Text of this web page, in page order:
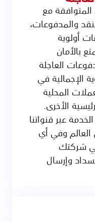
المتوافقة مع
والمدفوعات،
أولوية
بالأمان
العاجلة
الإجمالية في
المحلية
الأخرى.
عبر قنواتنا
العالم وفي أي
شركتك
وإرسال